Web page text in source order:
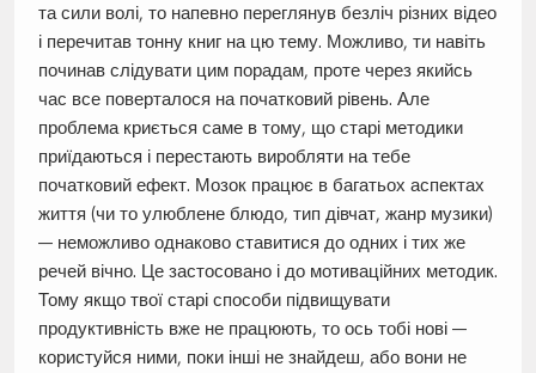
та сили волі, то напевно переглянув безліч різних відео
і перечитав тонну книг на цю тему. Можливо, ти навіть
починав слідувати цим порадам, проте через якийсь
час все поверталося на початковий рівень. Але
проблема криється саме в тому, що старі методики
приїдаються і перестають виробляти на тебе
початковий ефект. Мозок працює в багатьох аспектах
життя (чи то улюблене блюдо, тип дівчат, жанр музики)
— неможливо однаково ставитися до одних і тих же
речей вічно. Це застосовано і до мотиваційних методик.
Тому якщо твої старі способи підвищувати
продуктивність вже не працюють, то ось тобі нові —
користуйся ними, поки інші не знайдеш, або вони не